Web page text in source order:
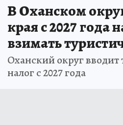
В Оханском
края с 2027 года
взимать
Оханский округ вводит
налог с 2027 года